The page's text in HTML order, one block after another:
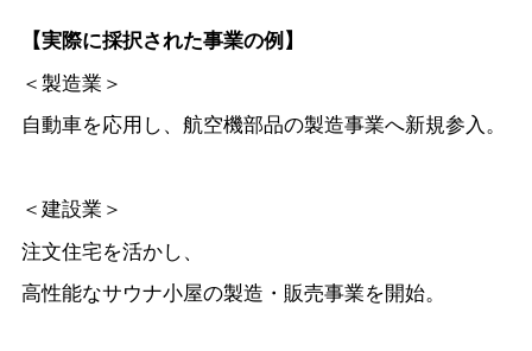
【実際に採択された事業の例】
＜製造業＞
自動車を応用し、航空機部品の製造事業へ新規参入。
＜建設業＞
注文住宅を活かし、
高性能なサウナ小屋の製造・販売事業を開始。